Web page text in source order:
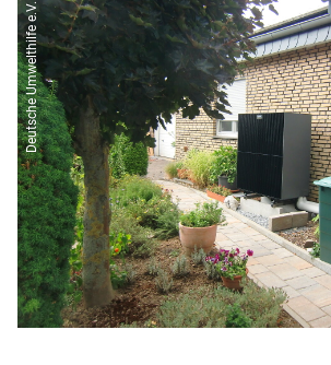
Deutsche Umwelthilfe e.V.